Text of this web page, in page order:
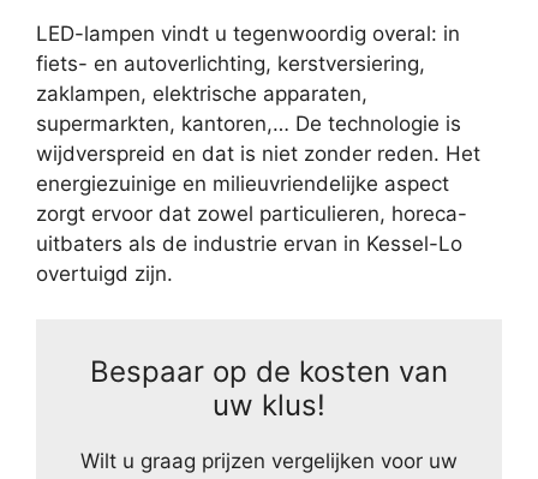
LED-lampen vindt u tegenwoordig overal: in
fiets- en autoverlichting, kerstversiering,
zaklampen, elektrische apparaten,
supermarkten, kantoren,… De technologie is
wijdverspreid en dat is niet zonder reden. Het
energiezuinige en milieuvriendelijke aspect
zorgt ervoor dat zowel particulieren, horeca-
uitbaters als de industrie ervan in Kessel-Lo
overtuigd zijn.
Bespaar op de kosten van
uw klus!
Wilt u graag prijzen vergelijken voor uw